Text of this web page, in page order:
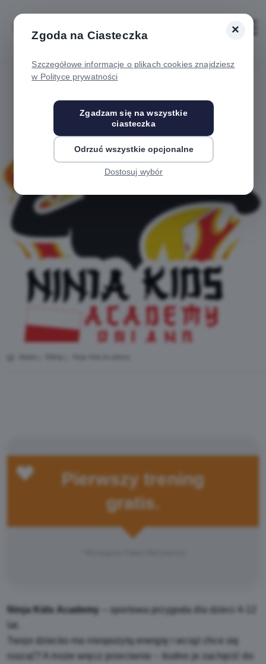
Pierwszy trening
gratis.
Ninja Kids Academy
– sportowa przygoda dla dzieci 4-12
lat.
Twoje dziecko ma niespożytą energię i wciąż chce się
ruszać? A może wręcz przeciwnie – trudno je zachęcić do
×
Zgoda na Ciasteczka
Szczegółowe informacje o plikach cookies znajdziesz
w Polityce prywatności
Zgadzam się na wszystkie
ciasteczka
Odrzuć wszystkie opcjonalne
Dostosuj wybór